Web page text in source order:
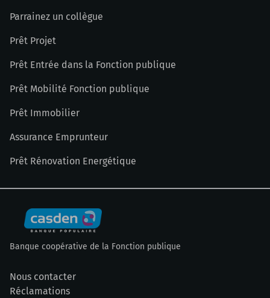
Parrainez un collègue
Prêt Projet
Prêt Entrée dans la Fonction publique
Prêt Mobilité Fonction publique
Prêt Immobilier
Assurance Emprunteur
Prêt Rénovation Energétique
Banque coopérative de la Fonction publique
Nous contacter
Réclamations